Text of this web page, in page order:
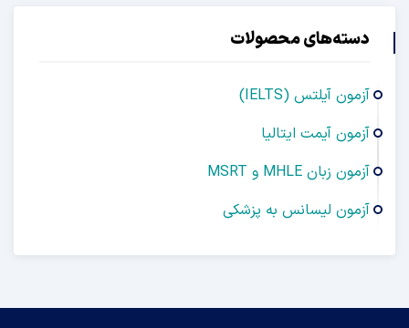
دسته‌های محصولات
آزمون آیلتس (IELTS)
آزمون آیمت ایتالیا
آزمون زبان MHLE و MSRT
آزمون لیسانس به پزشکی